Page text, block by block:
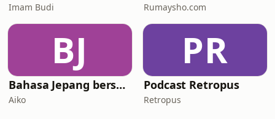
Imam Budi Rumaysho.com
BJ
Bahasa Jepang bersama Aiko｜Belajar Bahasa dan Budaya Jepang
Aiko
PR
Podcast Retropus
Retropus